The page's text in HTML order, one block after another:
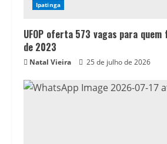
Ipatinga
UFOP oferta 573 vagas para
de 2023
Natal Vieira 25 de julho de 2026